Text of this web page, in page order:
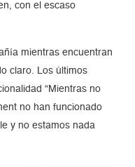
con el escaso
mientras encuentran
claro. Los últimos
“Mientras no
no han funcionado
y no estamos nada